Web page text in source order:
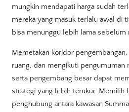
mungkin mendapati harga sudah
mereka yang masuk terlalu awal di
bisa menunggu lebih lama sebelum
Memetakan koridor
ruang, dan mengikuti pengumuman
serta pengembang besar dapat
strategi yang lebih terukur. Memilih
penghubung antara kawasan